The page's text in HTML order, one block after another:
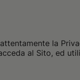
la
al Sito, ed